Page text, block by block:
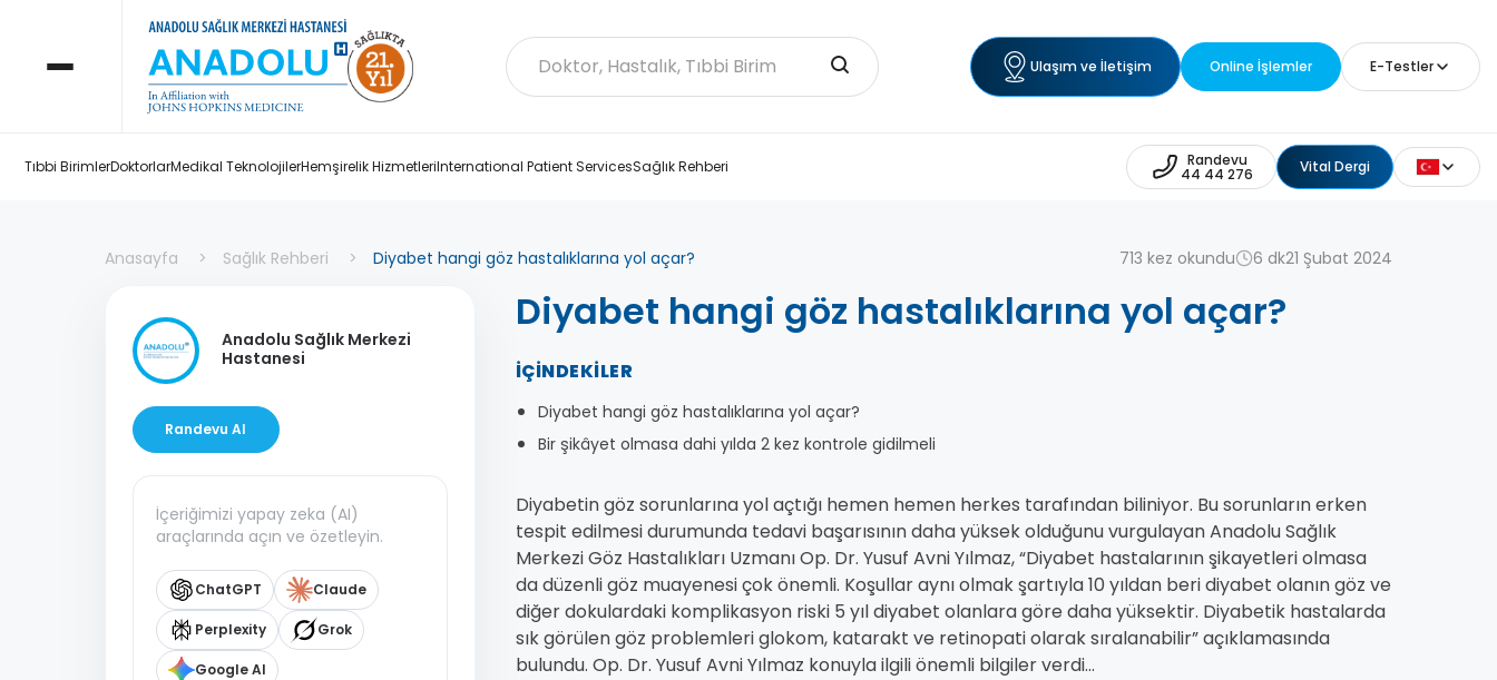
Ulaşım ve İletişim Online İşlemler E-Testler
Tıbbi BirimlerDoktorlarMedikal TeknolojilerHemşirelik HizmetleriInternational Patient ServicesSağlık Rehberi Randevu
44 44 276 Vital Dergi
Anasayfa Sağlık Rehberi Diyabet hangi göz hastalıklarına yol açar? 713 kez okundu 6 dk21 Şubat 2024
Anadolu Sağlık Merkezi
Hastanesi
Randevu Al
İçeriğimizi yapay zeka (AI)
araçlarında açın ve özetleyin.
ChatGPT Claude
Perplexity Grok
Google AI
Diyabet hangi göz hastalıklarına yol açar?
İÇINDEKILER
Diyabet hangi göz hastalıklarına yol açar?
Bir şikâyet olmasa dahi yılda 2 kez kontrole gidilmeli
Diyabetin göz sorunlarına yol açtığı hemen hemen herkes tarafından biliniyor. Bu sorunların erken
tespit edilmesi durumunda tedavi başarısının daha yüksek olduğunu vurgulayan Anadolu Sağlık
Merkezi Göz Hastalıkları Uzmanı Op. Dr. Yusuf Avni Yılmaz, “Diyabet hastalarının şikayetleri olmasa
da düzenli göz muayenesi çok önemli. Koşullar aynı olmak şartıyla 10 yıldan beri diyabet olanın göz ve
diğer dokulardaki komplikasyon riski 5 yıl diyabet olanlara göre daha yüksektir. Diyabetik hastalarda
sık görülen göz problemleri glokom, katarakt ve retinopati olarak sıralanabilir” açıklamasında
bulundu. Op. Dr. Yusuf Avni Yılmaz konuyla ilgili önemli bilgiler verdi...